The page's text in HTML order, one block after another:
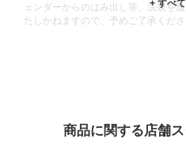
ェンダーからのはみ出し等、法規を
たしかねますので、予めご了承くださ
商品に関する店舗